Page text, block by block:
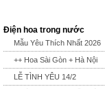
Điện hoa trong nước
Mẫu Yêu Thích Nhất 2026
++ Hoa Sài Gòn + Hà Nội
LỄ TÌNH YÊU 14/2